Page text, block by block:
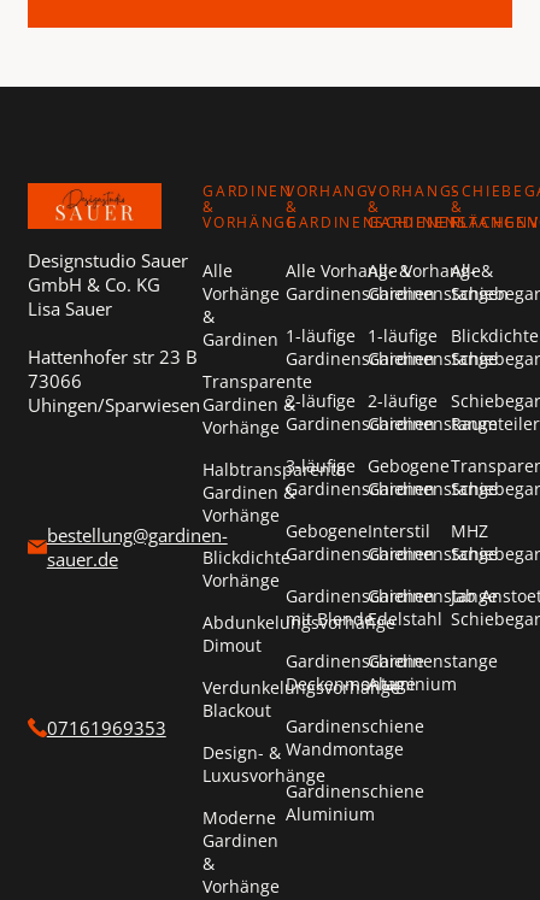
Designstudio Sauer
GmbH & Co. KG
Lisa Sauer
Hattenhofer str 23 B
73066
Uhingen/Sparwiesen
bestellung@gardinen-
sauer.de
07161969353
GARDINEN
&
VORHÄNGE
Alle
Vorhänge
&
Gardinen
Transparente
Gardinen &
Vorhänge
Halbtransparente
Gardinen &
Vorhänge
Blickdichte
Vorhänge
Abdunkelungsvorhänge
Dimout
Verdunkelungsvorhänge
Blackout
Design- &
Luxusvorhänge
Moderne
Gardinen
&
Vorhänge
VORHANG-
&
GARDINENSCHIENEN
Alle Vorhang- &
Gardinenschienen
1-läufige
Gardinenschienen
2-läufige
Gardinenschienen
3-läufige
Gardinenschienen
Gebogene
Gardinenschienen
Gardinenschienen
mit Blende
Gardinenschiene
Deckenmontage
Gardinenschiene
Wandmontage
Gardinenschiene
Aluminium
VORHANG-
&
GARDINENSTANGEN
Alle Vorhang- &
Gardinenstangen
1-läufige
Gardinenstange
2-läufige
Gardinenstange
Gebogene
Gardinenstange
Interstil
Gardinenstange
Gardinenstange
Edelstahl
Gardinenstange
Aluminium
&
Alle
Blickdichte
Raumteiler
MHZ
Jab